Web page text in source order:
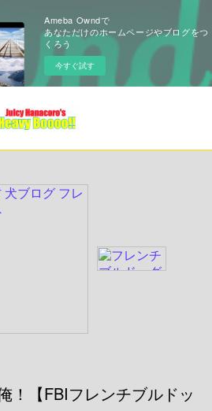
Ameba Owndで
あなただけのホームページやブログをつ
くろう
今すぐ試す
！【FBIフレンチブルドッ